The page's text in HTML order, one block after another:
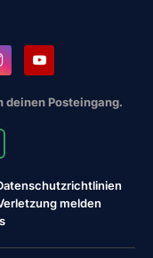
deinen Posteingang.
melden